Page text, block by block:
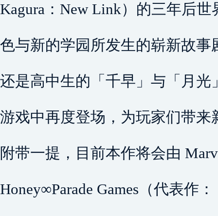
Kagura：New Link）的三年后
色与新的学园所发生的崭新故
还是高中生的「千早」与「月
游戏中再度登场，为玩家们带来
附带一提，目前本作将会由
Honey∞Parade Games（代表作